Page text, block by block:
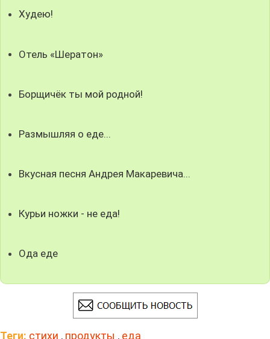
Худею!
Отель «Шератон»
Борщичёк ты мой родной!
Размышляя о еде...
Вкусная песня Андрея Макаревича...
Курьи ножки - не еда!
Ода еде
Теги: стихи , продукты , еда